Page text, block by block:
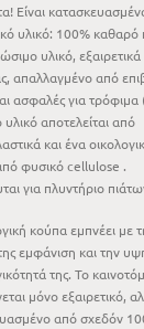
Είναι
υλικό: 100% καθαρό
υλικό,
απαλλαγμένο από
ασφαλές για τρόφιμα
αποτελείται από
και ένα
φυσικό cellulose .
για πλυντήριο
κούπα εμπνέει με
εμφάνιση και την
της. Το
μόνο εξαιρετικό,
από σχεδόν